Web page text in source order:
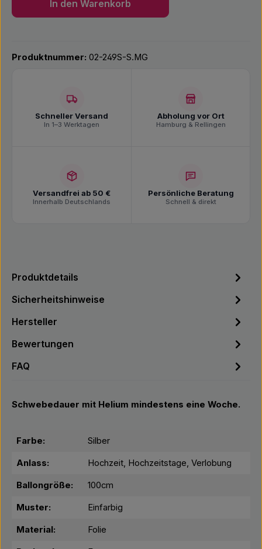
In den Warenkorb
Produktnummer: 02-249S-S.MG
Schneller Versand
In 1–3 Werktagen
Abholung vor Ort
Hamburg & Rellingen
Versandfrei ab 50 €
Innerhalb Deutschlands
Persönliche Beratung
Schnell & direkt
Produktdetails
Sicherheitshinweise
Hersteller
Bewertungen
FAQ
Schwebedauer mit Helium mindestens eine Woche.
Farbe: Silber
Anlass: Hochzeit, Hochzeitstage, Verlobung
Ballongröße: 100cm
Muster: Einfarbig
Material: Folie